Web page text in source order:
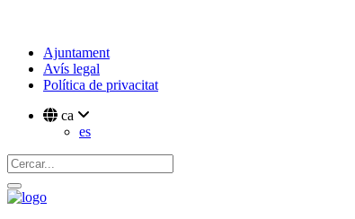
Ajuntament
Avís legal
Política de privacitat
ca
es